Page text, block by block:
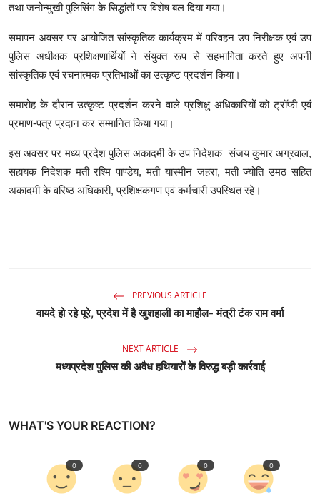
तथा जनोन्मुखी पुलिसिंग के सिद्धांतों पर विशेष बल दिया गया।
समापन अवसर पर आयोजित सांस्कृतिक कार्यक्रम में परिवहन उप निरीक्षक एवं उप
पुलिस अधीक्षक प्रशिक्षणार्थियों ने संयुक्त रूप से सहभागिता करते हुए अपनी
सांस्कृतिक एवं रचनात्मक प्रतिभाओं का उत्कृष्ट प्रदर्शन किया।
समारोह के दौरान उत्कृष्ट प्रदर्शन करने वाले प्रशिक्षु अधिकारियों को ट्रॉफी एवं
प्रमाण-पत्र प्रदान कर सम्मानित किया गया।
इस अवसर पर मध्य प्रदेश पुलिस अकादमी के उप निदेशक संजय कुमार अग्रवाल,
सहायक निदेशक मती रश्मि पाण्डेय, मती यास्मीन जहरा, मती ज्योति उमठ सहित
अकादमी के वरिष्ठ अधिकारी, प्रशिक्षकगण एवं कर्मचारी उपस्थित रहे।
PREVIOUS ARTICLE
वायदे हो रहे पूरे, प्रदेश में है खुशहाली का माहौल- मंत्री टंक राम वर्मा
NEXT ARTICLE
मध्‍यप्रदेश पुलिस की अवैध हथियारों के विरुद्ध बड़ी कार्रवाई
WHAT'S YOUR REACTION?
0 0 0 0